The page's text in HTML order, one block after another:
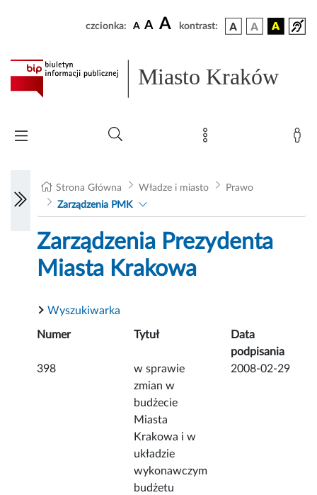
czcionka: A A A kontrast:
Miasto Kraków
Strona Główna Władze i miasto
Prawo
Zarządzenia PMK
Zarządzenia Prezydenta
Miasta Krakowa
Wyszukiwarka
Numer Tytuł
Data
podpisania
398
w sprawie
zmian w
budżecie
Miasta
Krakowa i w
układzie
wykonawczym
budżetu
2008-02-29